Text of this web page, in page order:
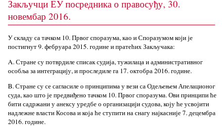
Закључци ЕУ посредника о правосуђу, 30.
новембар 2016.
У складу са тачком 10. Првог споразума, као и Споразумом који је
постигнут 9. фебруара 2015. године и пратећих Закључака:
A. Стране су потврдиле списак судија, тужилаца и административног
особља за интеграцију, и проследиле га 17. октобра 2016. године.
B. Стране су се сагласиле о принципима у вези са Одељењем Апелационог
суда, као што је предвиђено тачком 10. Првог споразума. Ови принципи ће
бити садржани у анексу уредбе о организацији судова, коју ће усвојити
надлежне власти Косова и која ће ступити на снагу најкасније 7. децембра
2016. године.